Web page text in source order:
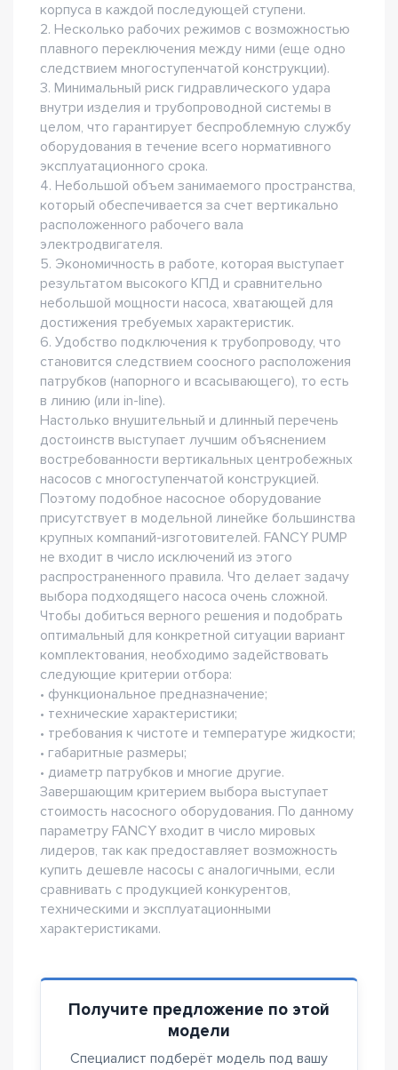
корпуса в каждой последующей ступени.
2. Несколько рабочих режимов с возможностью
плавного переключения между ними (еще одно
следствием многоступенчатой конструкции).
3. Минимальный риск гидравлического удара
внутри изделия и трубопроводной системы в
целом, что гарантирует беспроблемную службу
оборудования в течение всего нормативного
эксплуатационного срока.
4. Небольшой объем занимаемого пространства,
который обеспечивается за счет вертикально
расположенного рабочего вала
электродвигателя.
5. Экономичность в работе, которая выступает
результатом высокого КПД и сравнительно
небольшой мощности насоса, хватающей для
достижения требуемых характеристик.
6. Удобство подключения к трубопроводу, что
становится следствием соосного расположения
патрубков (напорного и всасывающего), то есть
в линию (или in-line).
Настолько внушительный и длинный перечень
достоинств выступает лучшим объяснением
востребованности вертикальных центробежных
насосов с многоступенчатой конструкцией.
Поэтому подобное насосное оборудование
присутствует в модельной линейке большинства
крупных компаний-изготовителей. FANCY PUMP
не входит в число исключений из этого
распространенного правила. Что делает задачу
выбора подходящего насоса очень сложной.
Чтобы добиться верного решения и подобрать
оптимальный для конкретной ситуации вариант
комплектования, необходимо задействовать
следующие критерии отбора:
• функциональное предназначение;
• технические характеристики;
• требования к чистоте и температуре жидкости;
• габаритные размеры;
• диаметр патрубков и многие другие.
Завершающим критерием выбора выступает
стоимость насосного оборудования. По данному
параметру FANCY входит в число мировых
лидеров, так как предоставляет возможность
купить дешевле насосы с аналогичными, если
сравнивать с продукцией конкурентов,
техническими и эксплуатационными
характеристиками.
Получите предложение по этой
модели
Специалист подберёт модель под вашу